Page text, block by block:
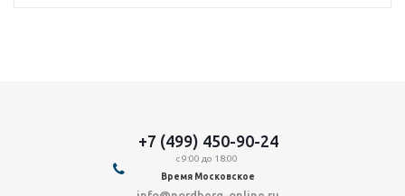
+7 (499) 450-90-24
с 9:00 до 18:00
Время Московское